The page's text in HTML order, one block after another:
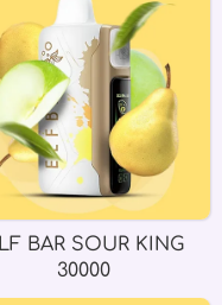
BAR SOUR KING
30000